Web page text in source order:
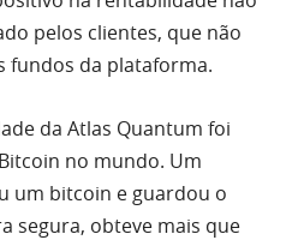
pelos clientes, que não
fundos da plataforma.
da Atlas Quantum foi
no mundo. Um
um bitcoin e guardou o
segura, obteve mais que